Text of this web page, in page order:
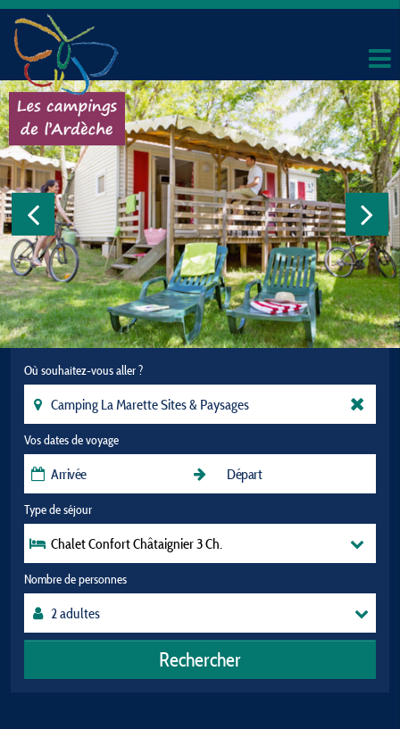
Où souhaitez-vous aller ?
Vos dates de voyage
Type de séjour
Chalet Confort Châtaignier 3 Ch.
Nombre de personnes
Rechercher